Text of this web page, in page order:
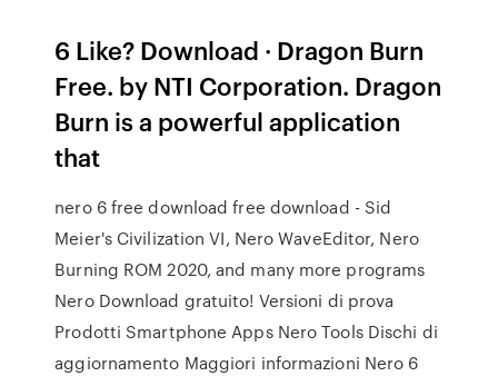
6 Like? Download · Dragon Burn
Free. by NTI Corporation. Dragon
Burn is a powerful application
that
nero 6 free download free download - Sid
Meier's Civilization VI, Nero WaveEditor, Nero
Burning ROM 2020, and many more programs
Nero Download gratuito! Versioni di prova
Prodotti Smartphone Apps Nero Tools Dischi di
aggiornamento Maggiori informazioni Nero 6